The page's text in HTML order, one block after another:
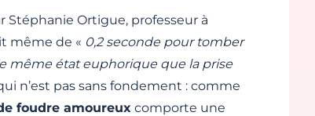
Stéphanie Ortigue, professeur à
même de « 0,2 seconde pour tomber
même état euphorique que la prise
n’est pas sans fondement : comme
foudre amoureux comporte une